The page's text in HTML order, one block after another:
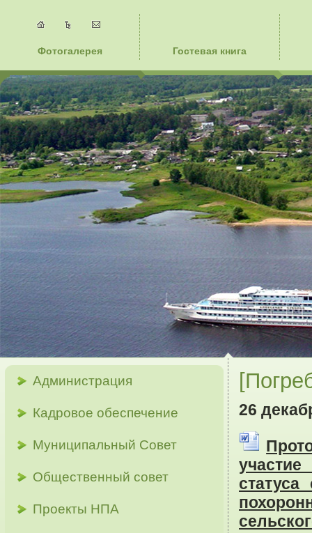
Фотогалерея Гостевая книга
Администрация
Кадровое обеспечение
Муниципальный Совет
Общественный совет
Проекты НПА
26